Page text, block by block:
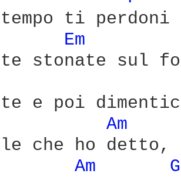
ti perdoni
Em
stonate sul
e poi
Am
Am